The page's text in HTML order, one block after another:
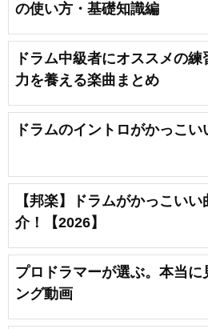
の使い方・基礎知識編
ドラム中級者にオススメの
力を養える楽曲まとめ
ドラムのイントロがかっこい
【邦楽】ドラムがかっこい
介！【2026】
プロドラマーが選ぶ。本当に
ング動画